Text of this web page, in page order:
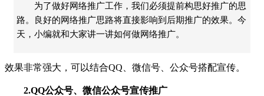
为了做好网络推广工作，我们必须提前构思好推广的思
路。良好的网络推广思路将直接影响到后期推广的效果。今
天，小编就和大家讲一讲如何做网络推广。
效果非常强大，可以结合QQ、微信号、公众号搭配宣传。
2.QQ公众号、微信公众号宣传推广